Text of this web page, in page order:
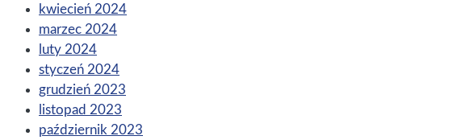
kwiecień 2024
marzec 2024
luty 2024
styczeń 2024
grudzień 2023
listopad 2023
październik 2023